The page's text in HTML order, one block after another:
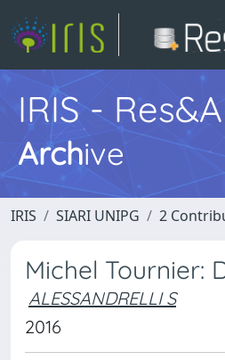
IRIS -
Archive
IRIS SIARI UNIPG 2
Michel Tournier:
ALESSANDRELLI S
2016